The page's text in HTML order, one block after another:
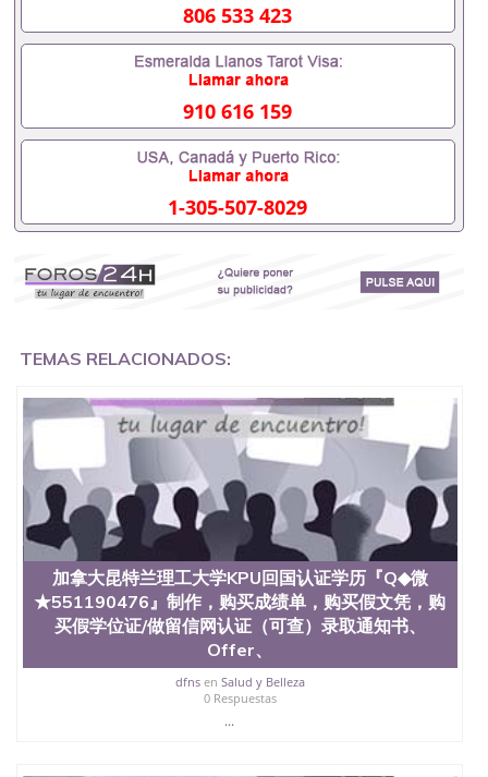
都可以安排办理，毕业证成绩单，学校，专业，学
位，毕业时间都可以根据客户要求安排。 国内找工作
假的毕业证可以用吗551190476假的毕业证成绩单可
以办学历认证吗551190476要定居国外需要办理什么
材料551190476入职事业单位/国企假的毕业证会查吗
551190476入职国企/事业单位需要些什么材料
551190476办理假毕业证在国内能用吗, 挂科拿不到毕
业证怎么办, 毕业证丢了怎么办, 没有正常毕业怎么办
理毕业证,没毕业可以办学历认证吗,您是否因为中途
辍学、挂科而没有正常毕业551190476您是否因为递
交材料不齐而被拒之门外551190476您是否因没正常
了,成绩不理想毕不了业怎么办551190476找工作没有
文凭怎么办,怎么办理本科/研究生文凭551190476如
毕业证怎么办理551190476国外大学文凭可以打工作
以制作美国毕业证551190476哪里可以办理澳洲毕业
证551190476留学生在哪里可以买假毕业证
551190476哪里可以办理加拿大毕业证551190476申
请学校办理假的毕业证成绩单可以吗551190476哪里
可以办理水印成绩单551190476哪里可以修改成绩单
GPA分数551190476假毕业证能查出来吗551190476
假文凭网上能查到吗551190476 如何拿到国外毕业证
QQ微信551190476办假大学毕业证QQ微信551190476
国外毕业证去哪认证QQ微信551190476找毕业证封皮
QQ微信551190476国外毕业证外壳定制QQ微信
551190476快速代办国外毕业证QQ微信551190476快
速拿到国外文凭QQ微信551190476国外留学文凭认证
QQ微信551190476国外文凭回国认证QQ微信
551190476泰国文凭办理QQ微信551190476法国留学
回国证明QQ微信551190476 国外烫金照片QQ微信
551190476外国文凭在中国有用吗QQ微信551190476
德国留学回国证明QQ微信551190476爱尔兰留学回国
806 533 423
910 616 159
1-305-507-8029
TEMAS RELACIONADOS:
加拿大昆特兰理工大学KPU回国认证学历『Q◆微
★551190476』制作，购买成绩单，购买假文凭，购
买假学位证/做留信网认证（可查）录取通知书、
Offer、
dfnsen Salud y Belleza
0 Respuestas
...